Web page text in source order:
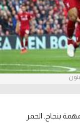
بنجاح. الحمر